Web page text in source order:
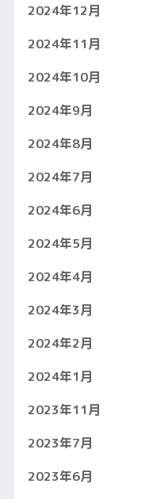
2024年12月
2024年11月
2024年10月
2024年9月
2024年8月
2024年7月
2024年6月
2024年5月
2024年4月
2024年3月
2024年2月
2024年1月
2023年11月
2023年7月
2023年6月